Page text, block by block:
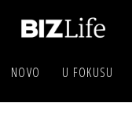
NOVO U FOKUSU